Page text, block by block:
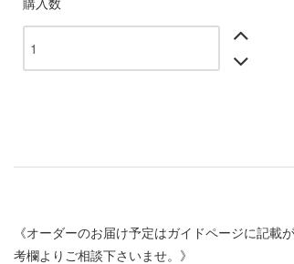
購入数
《オーダーのお届け予定はガイドページに記
考欄よりご相談下さいませ。》